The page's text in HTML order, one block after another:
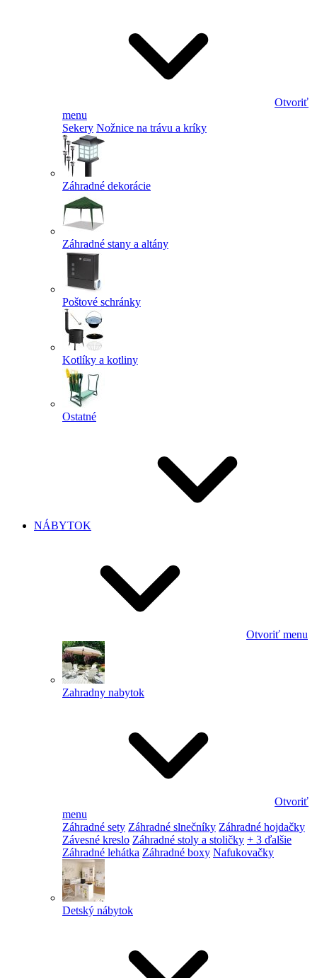
Otvoriť
menu
Sekery Nožnice na trávu a kríky
Záhradné dekorácie
Záhradné stany a altány
Poštové schránky
Kotlíky a kotliny
Ostatné
NÁBYTOK
Otvoriť menu
Zahradny nabytok
Otvoriť
menu
Záhradné sety Záhradné slnečníky Záhradné hojdačky
Závesné kreslo Záhradné stoly a stoličky + 3 ďalšie
Záhradné lehátka Záhradné boxy Nafukovačky
Detský nábytok